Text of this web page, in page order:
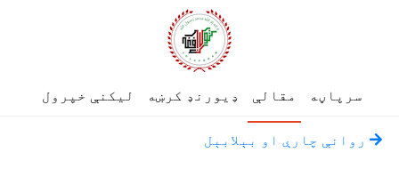
سرپاڼه مقالې ډیورنډ کرښه لیکنې خپرول
روانې چارې او بېلابېل